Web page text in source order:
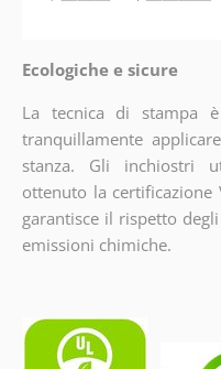
Ecologiche e sicure
La tecnica di stampa
tranquillamente
stanza. Gli inchiostri
ottenuto la certificazione
garantisce il rispetto
emissioni chimiche.